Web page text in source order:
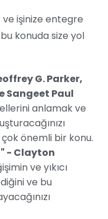
işinize entegre
konuda size yol
G. Parker,
Sangeet Paul
anlamak ve
önemli bir konu.
- Clayton
ve yıkıcı
ve bu